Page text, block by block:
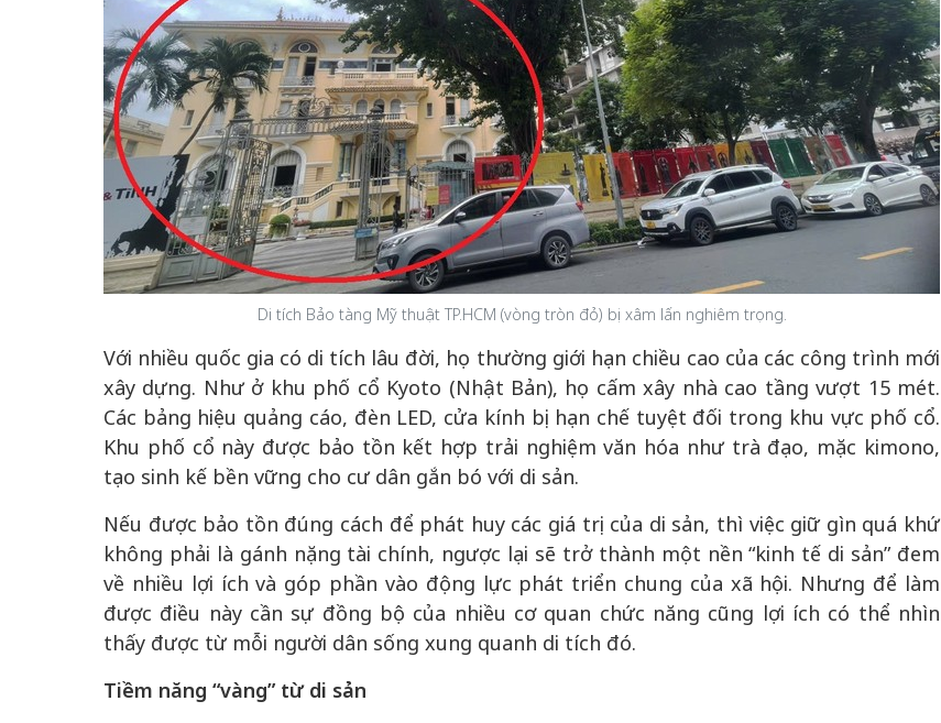
Di tích Bảo tàng Mỹ thuật TP.HCM (vòng tròn đỏ) bị xâm lấn nghiêm trọng.
Với nhiều quốc gia có di tích lâu đời, họ thường giới hạn chiều cao của các công trình mới
xây dựng. Như ở khu phố cổ Kyoto (Nhật Bản), họ cấm xây nhà cao tầng vượt 15 mét.
Các bảng hiệu quảng cáo, đèn LED, cửa kính bị hạn chế tuyệt đối trong khu vực phố cổ.
Khu phố cổ này được bảo tồn kết hợp trải nghiệm văn hóa như trà đạo, mặc kimono,
tạo sinh kế bền vững cho cư dân gắn bó với di sản.
Nếu được bảo tồn đúng cách để phát huy các giá trị của di sản, thì việc giữ gìn quá khứ
không phải là gánh nặng tài chính, ngược lại sẽ trở thành một nền “kinh tế di sản” đem
về nhiều lợi ích và góp phần vào động lực phát triển chung của xã hội. Nhưng để làm
được điều này cần sự đồng bộ của nhiều cơ quan chức năng cũng lợi ích có thể nhìn
thấy được từ mỗi người dân sống xung quanh di tích đó.
Tiềm năng “vàng” từ di sản